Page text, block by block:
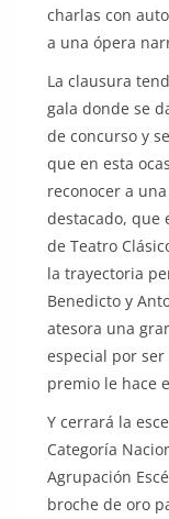
charlas con
a una ópera
La clausura
gala donde se
de concurso y
que en esta
reconocer a
destacado, que
de Teatro
la trayectoria
Benedicto y
atesora una
especial por
premio le hace
Y cerrará la
Categoría
Agrupación
broche de oro